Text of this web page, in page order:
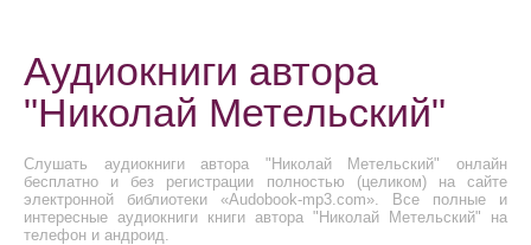
Аудиокниги автора
"Николай Метельский"
Слушать аудиокниги автора "Николай Метельский" онлайн
бесплатно и без регистрации полностью (целиком) на сайте
электронной библиотеки «Audobook-mp3.com». Все полные и
интересные аудиокниги книги автора "Николай Метельский" на
телефон и андроид.